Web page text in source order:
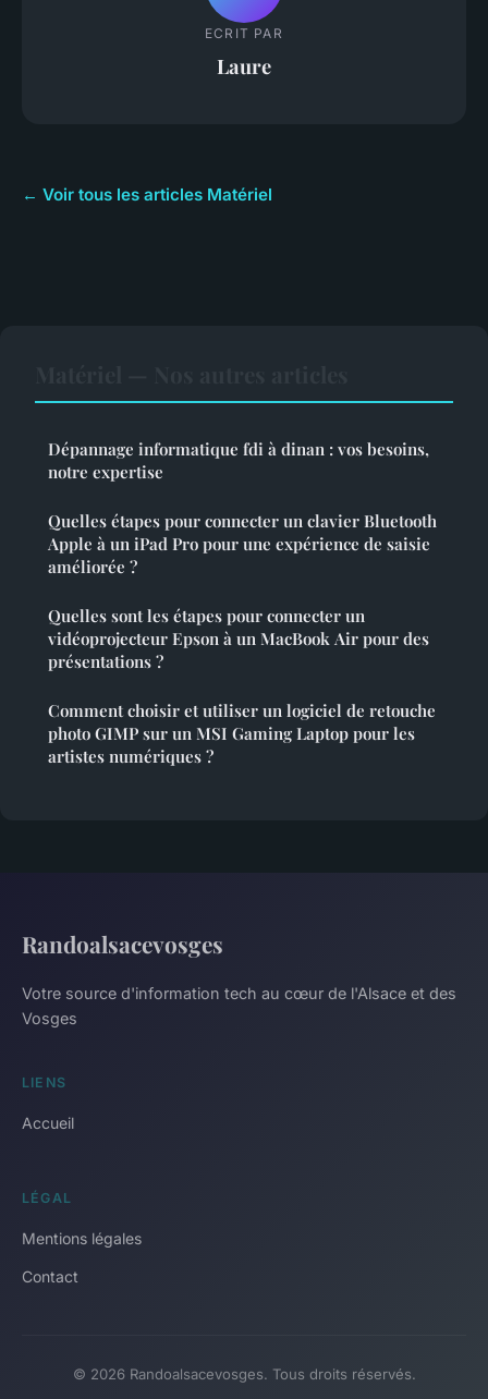
ECRIT PAR
Laure
← Voir tous les articles Matériel
Dépannage informatique fdi à dinan : vos besoins,
notre expertise
Quelles étapes pour connecter un clavier Bluetooth
Apple à un iPad Pro pour une expérience de saisie
améliorée ?
Quelles sont les étapes pour connecter un
vidéoprojecteur Epson à un MacBook Air pour des
présentations ?
Comment choisir et utiliser un logiciel de retouche
photo GIMP sur un MSI Gaming Laptop pour les
artistes numériques ?
Randoalsacevosges
Votre source d'information tech au cœur de l'Alsace et des
Vosges
LIENS
Accueil
LÉGAL
Mentions légales
Contact
© 2026 Randoalsacevosges. Tous droits réservés.